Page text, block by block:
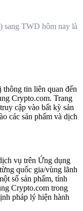
sang TWD hôm nay là
tin liên quan đến
Crypto.com. Trang
cập vào bất kỳ sản
các sản phẩm và dịch
vụ trên Ứng dụng
quốc gia/vùng lãnh
số sản phẩm, tính
Crypto.com trong
pháp lý hiện hành